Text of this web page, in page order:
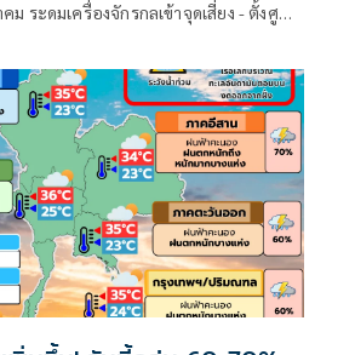
ระดมเครื่องจักรกลเข้าจุดเสี่ยง - ตั้งศูนย์